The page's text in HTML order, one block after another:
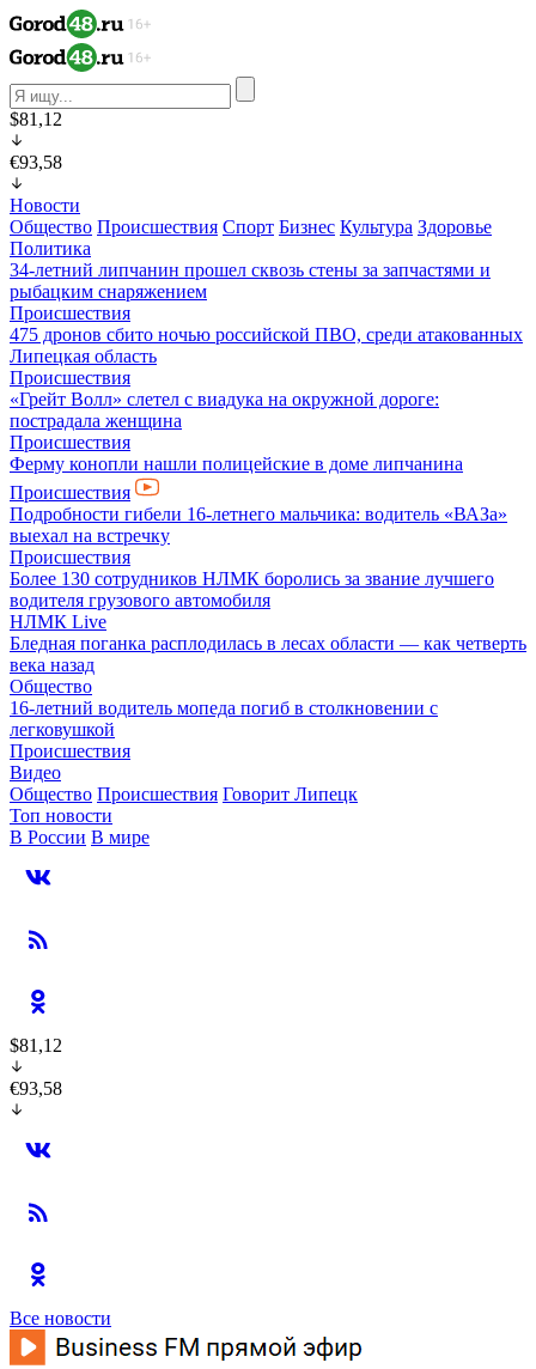
$81,12
€93,58
Новости
Общество Происшествия Спорт Бизнес Культура Здоровье
Политика
34-летний липчанин прошел сквозь стены за запчастями и
рыбацким снаряжением
Происшествия
475 дронов сбито ночью российской ПВО, среди атакованных
Липецкая область
Происшествия
«Грейт Волл» слетел с виадука на окружной дороге:
пострадала женщина
Происшествия
Ферму конопли нашли полицейские в доме липчанина
Происшествия
Подробности гибели 16-летнего мальчика: водитель «ВАЗа»
выехал на встречку
Происшествия
Более 130 сотрудников НЛМК боролись за звание лучшего
водителя грузового автомобиля
НЛМК Live
Бледная поганка расплодилась в лесах области — как четверть
века назад
Общество
16-летний водитель мопеда погиб в столкновении с
легковушкой
Происшествия
Видео
Общество Происшествия Говорит Липецк
Топ новости
В России В мире
$81,12
€93,58
Все новости